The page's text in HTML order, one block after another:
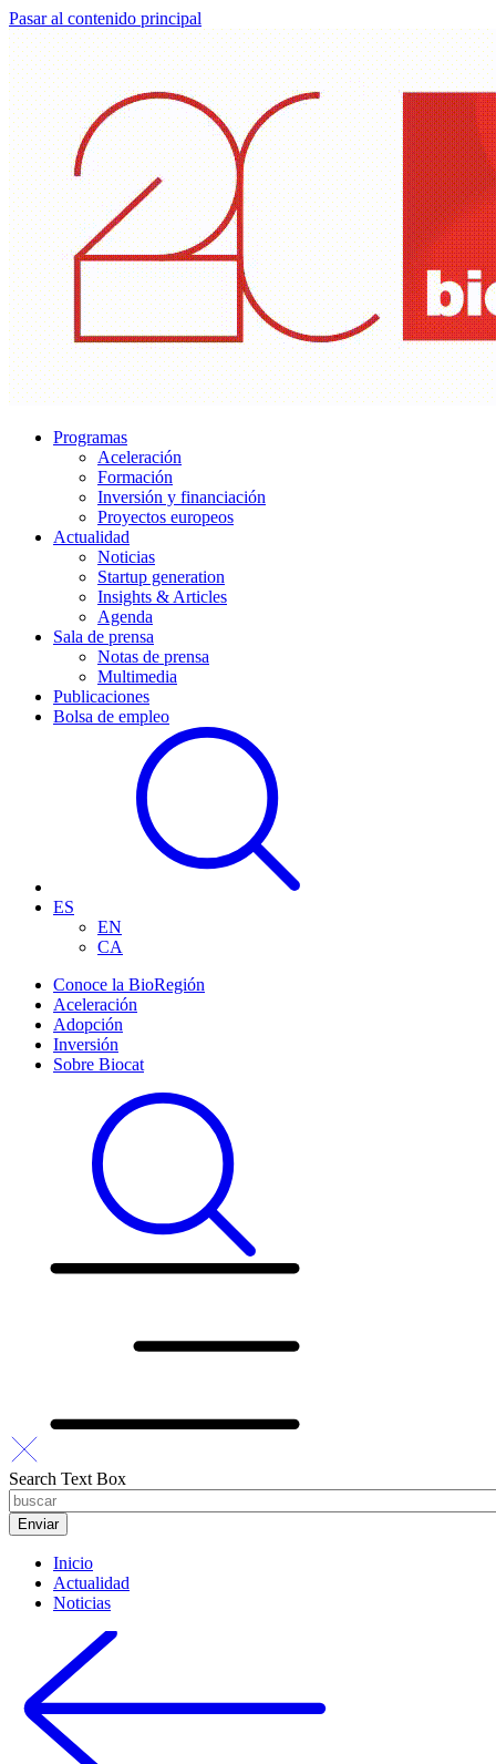
Pasar al contenido principal
Programas
Aceleración
Formación
Inversión y financiación
Proyectos europeos
Actualidad
Noticias
Startup generation
Insights & Articles
Agenda
Sala de prensa
Notas de prensa
Multimedia
Publicaciones
Bolsa de empleo
ES
EN
CA
Conoce la BioRegión
Aceleración
Adopción
Inversión
Sobre Biocat
Search Text Box
Inicio
Actualidad
Noticias